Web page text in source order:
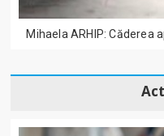
Mihaela ARHIP: Căderea